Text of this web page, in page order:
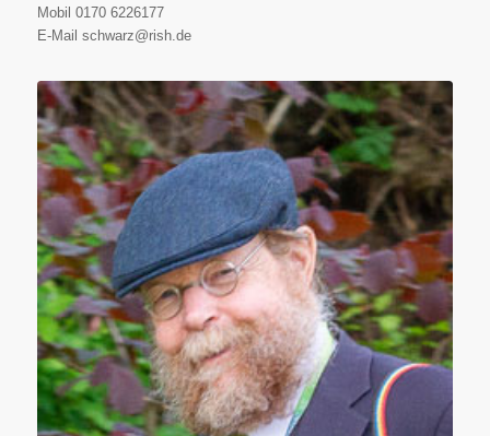
Mobil 0170 6226177
E-Mail schwarz@rish.de